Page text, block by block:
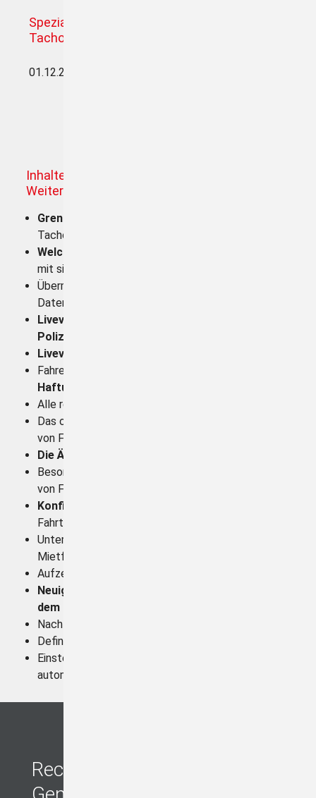
Spezialseminar für Fuhrparkbetreiber - Smart
Tacho | Pflichten | Lösungen
01.12.2026 in 78532 Tuttlingen
Inhalte der Schulung - gilt auch als
Weiterbildung nach dem BKrFQG
Grenzüberschreitender Verkehr:
Tachograph V 2
Welche neuen Pflichten
mit sich?
Übermittlung der Lenk- und Ruhezeiten vs.
Datenschutz (
Livevorführung
Polizei
Livevorführung
Fahrer- und
Haftungsrisiko
Alle relevanten
Das ordnungsgemäße
von Fahrerkarten und Massenspeicher
Die Änderungen beim Risikoeinstufungssystem
Besonderheiten der verschiedenen Generationen
von Fahrtenschreiberkarten
Konfigurationsmöglichkeiten
Fahrtenschreiber mit der Unternehmenskarte
Unternehmenssperre und die Pflicht i.V.m.
Mietfahrzeugen
Aufzeichnungen auf den Karten und im Tacho
Neuigkeiten aus Brüssel zum Nachtrag und
dem Ersatz der Bescheinigung
Nachtragspflicht gemäß § 20 FPersV
Definition Arbeitszeit und Bereitschaftszeit
Einstellen der Aktivitäten - manuell oder
automatisch?
Rechtssprechung, die die